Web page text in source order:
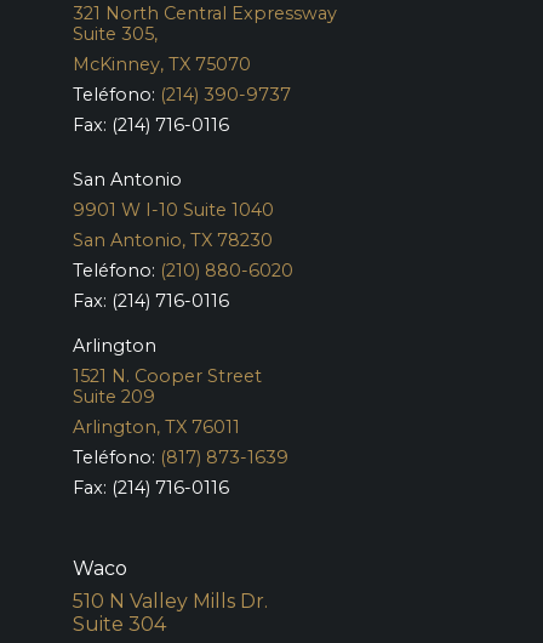
321 North Central Expressway
Suite 305,
McKinney, TX 75070
Teléfono: (214) 390-9737
Fax: (214) 716-0116
San Antonio
9901 W I-10 Suite 1040
San Antonio, TX 78230
Teléfono: (210) 880-6020
Fax: (214) 716-0116
Arlington
1521 N. Cooper Street
Suite 209
Arlington, TX 76011
Teléfono: (817) 873-1639
Fax: (214) 716-0116
Waco
510 N Valley Mills Dr.
Suite 304